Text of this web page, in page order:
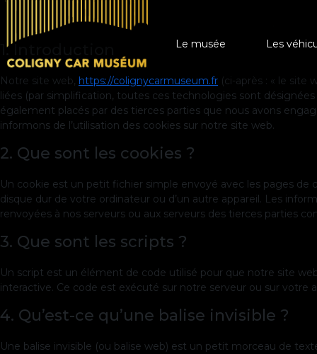
Le musée Les
A
aux résidents permanents légaux de l’Espace Économique
1. Introduction
Notre site web, https://colignycarmuseum.fr (ci-après : « le site
liées (par simplification, toutes ces technologies sont
également placés par des tierces parties que nous avons
informons de l’utilisation des cookies sur notre site web.
2. Que sont les cookies ?
Un cookie est un petit fichier simple envoyé avec les pages
disque dur de votre ordinateur ou d’un autre appareil. Les
renvoyées à nos serveurs ou aux serveurs des tierces parties
3. Que sont les scripts ?
Un script est un élément de code utilisé pour que notre site
interactive. Ce code est exécuté sur notre serveur ou sur votre
4. Qu’est-ce qu’une balise invisible ?
Une balise invisible (ou balise web) est un petit morceau de